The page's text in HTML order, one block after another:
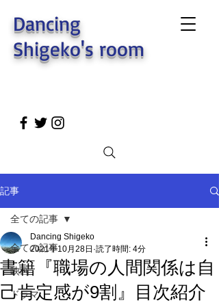
Dancing
Shigeko's room
記事
全ての記事
映画
ドラマ
全ての記事
書籍『職場の人間関係は自
己肯定感が9割』目次紹介
Dancing Shigeko
2021年10月28日 読了時間: 4分